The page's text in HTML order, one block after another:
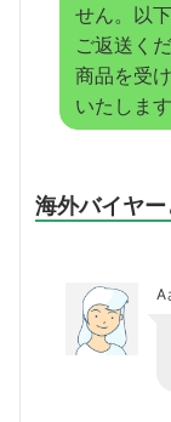
せん。以
ご返送くだ
商品を受
いたします
海外バイヤ
A